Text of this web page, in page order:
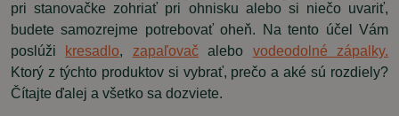
pri stanovačke zohriať pri ohnisku alebo si niečo uvariť,
budete samozrejme potrebovať oheň. Na tento účel Vám
poslúži kresadlo, zapaľovačalebo vodeodolné zápalky.
Ktorý z týchto produktov si vybrať, prečo a aké sú rozdiely?
Čítajte ďalej a všetko sa dozviete.